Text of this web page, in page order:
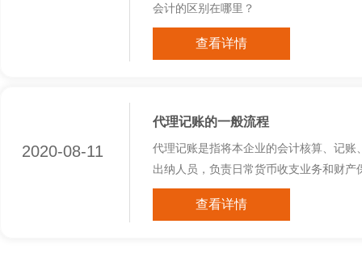
会计的区别在哪里？
查看详情
2020-08-11
代理记账的一般流程
代理记账是指将本企业的会计核算、记
出纳人员，负责日常货币收支业务和财
查看详情